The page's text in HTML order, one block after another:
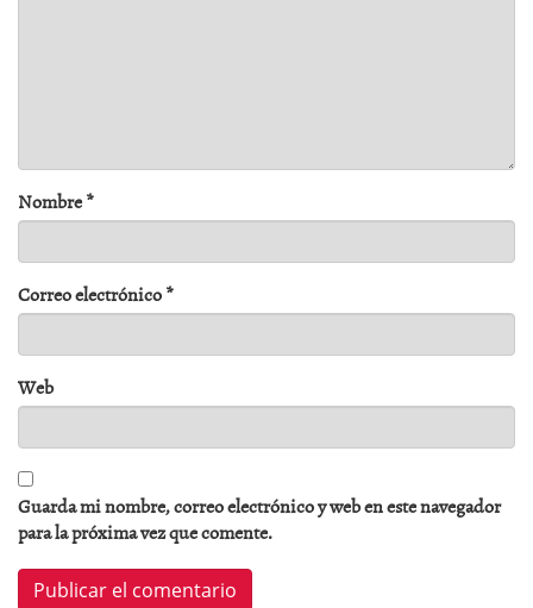
Nombre*
Correo electrónico*
Web
Guarda mi nombre, correo electrónico y web en este navegador
para la próxima vez que comente.